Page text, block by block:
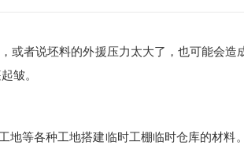
或者说坯料的外援压力太大了，也可能会
皱。
等各种工地搭建临时工棚临时仓库的材